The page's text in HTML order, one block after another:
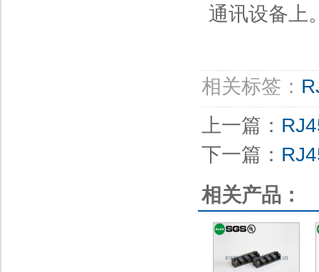
通讯设备上
相关标签：
上一篇：
下一篇：
相关产品：